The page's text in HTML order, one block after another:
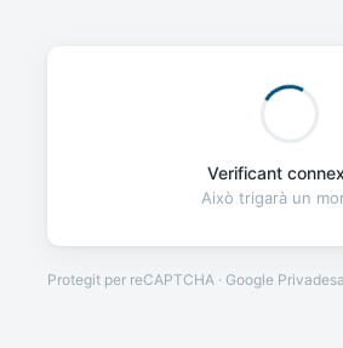
Verificant
Això trigarà un
Protegit per reCAPTCHA · Google Privadesa